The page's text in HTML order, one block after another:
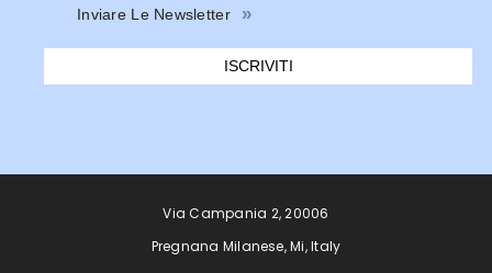
Inviare Le Newsletter
»
ISCRIVITI
Via Campania 2, 20006
Pregnana Milanese, Mi, Italy